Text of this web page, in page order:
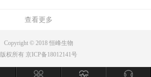
查看更多
Copyright © 2018 恒峰生物
版权所有 京ICP备18012141号